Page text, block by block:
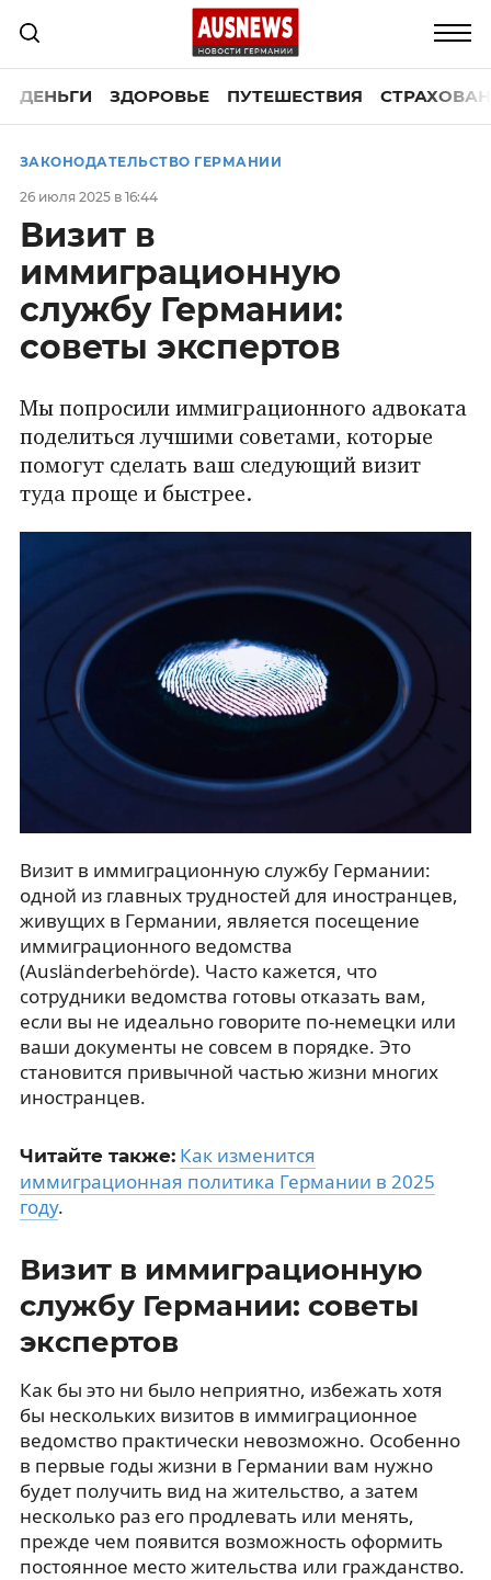
ДЕНЬГИ ЗДОРОВЬЕ ПУТЕШЕСТВИЯ
ЗАКОНОДАТЕЛЬСТВО ГЕРМАНИИ
26 июля 2025 в 16:44
Визит в
иммиграционную
службу Германии:
советы экспертов
Мы попросили иммиграционного адвоката
поделиться лучшими советами, которые
помогут сделать ваш следующий визит
туда проще и быстрее.
Визит в иммиграционную службу Германии:
одной из главных трудностей для иностранцев,
живущих в Германии, является посещение
иммиграционного ведомства
(Ausländerbehörde). Часто кажется, что
сотрудники ведомства готовы отказать вам,
если вы не идеально говорите по-немецки или
ваши документы не совсем в порядке. Это
становится привычной частью жизни многих
иностранцев.
Читайте также: Как изменится
иммиграционная политика Германии в 2025
году.
Визит в иммиграционную
службу Германии: советы
экспертов
Как бы это ни было неприятно, избежать хотя
бы нескольких визитов в иммиграционное
ведомство практически невозможно. Особенно
в первые годы жизни в Германии вам нужно
будет получить вид на жительство, а затем
несколько раз его продлевать или менять,
прежде чем появится возможность оформить
постоянное место жительства или гражданство.